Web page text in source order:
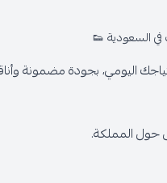
السعودية 👟
اليومي، بجودة مضمونة